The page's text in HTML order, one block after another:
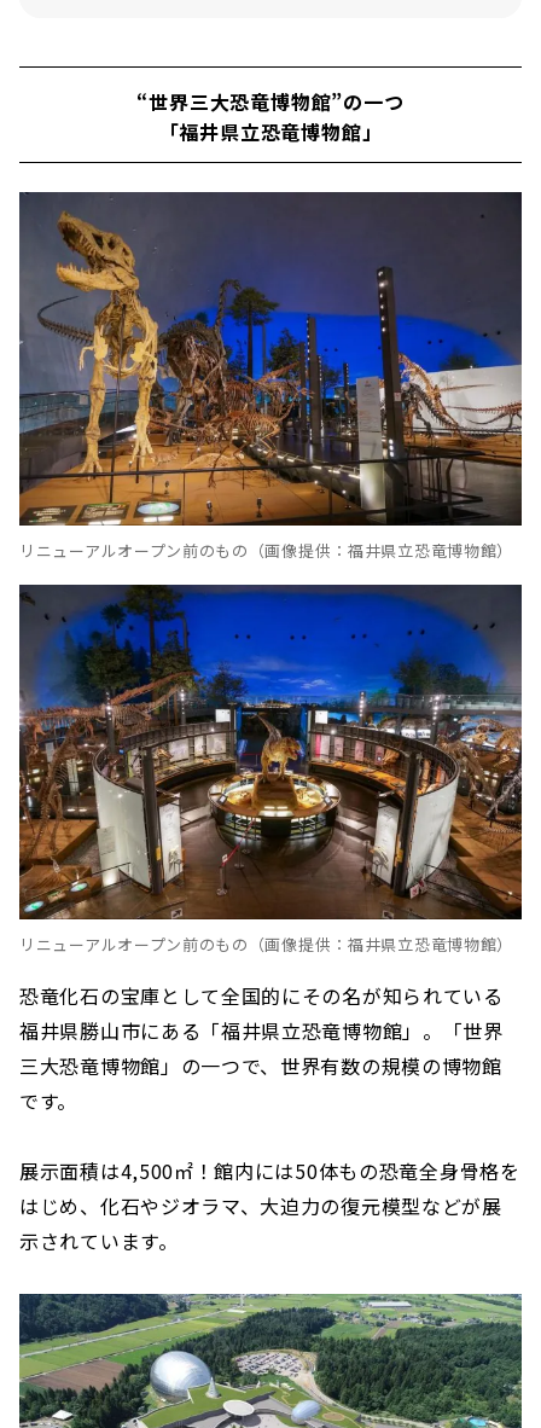
“世界三大恐竜博物館”の一つ
「福井県立恐竜博物館」
リニューアルオープン前のもの（画像提供：福井県立恐竜博物館）
リニューアルオープン前のもの（画像提供：福井県立恐竜博物館）
恐竜化石の宝庫として全国的にその名が知られている
福井県勝山市にある「福井県立恐竜博物館」。「世界
三大恐竜博物館」の一つで、世界有数の規模の博物館
です。
展示面積は4,500㎡！館内には50体もの恐竜全身骨格を
はじめ、化石やジオラマ、大迫力の復元模型などが展
示されています。